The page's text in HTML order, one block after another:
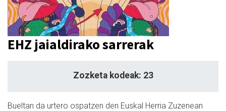
EHZ jaialdirako sarrerak
Zozketa kodeak: 23
Bueltan da urtero ospatzen den Euskal Herria Zuzenean